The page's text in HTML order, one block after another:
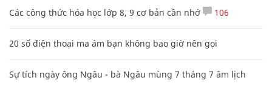
Các công thức hóa học lớp 8, 9 cơ bản cần nhớ 106
20 số điện thoại ma ám bạn không bao giờ nên gọi
Sự tích ngày ông Ngâu - bà Ngâu mùng 7 tháng 7 âm lịch